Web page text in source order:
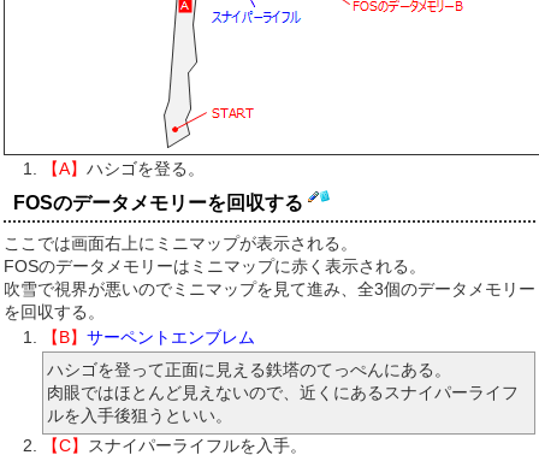
【A】 ハシゴを登る。
FOSのデータメモリーを回収する
ここでは画面右上にミニマップが表示される。
FOSのデータメモリーはミニマップに赤く表示される。
吹雪で視界が悪いのでミニマップを見て進み、全3個のデータメモリー
を回収する。
【B】 サーペントエンブレム
ハシゴを登って正面に見える鉄塔のてっぺんにある。
肉眼ではほとんど見えないので、近くにあるスナイパーライフ
ルを入手後狙うといい。
【C】
スナイパーライフルを入手。